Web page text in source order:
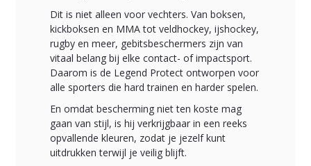
Dit is niet alleen voor vechters. Van boksen,
kickboksen en MMA tot veldhockey, ijshockey,
rugby en meer, gebitsbeschermers zijn van
vitaal belang bij elke contact- of impactsport.
Daarom is de Legend Protect ontworpen voor
alle sporters die hard trainen en harder spelen.
En omdat bescherming niet ten koste mag
gaan van stijl, is hij verkrijgbaar in een reeks
opvallende kleuren, zodat je jezelf kunt
uitdrukken terwijl je veilig blijft.